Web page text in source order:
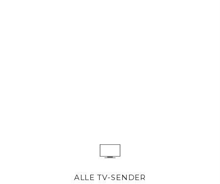
ALLE TV-SENDER